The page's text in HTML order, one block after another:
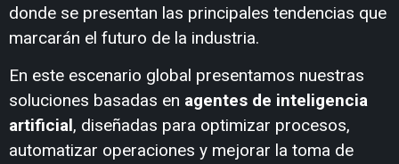
donde se presentan las principales tendencias que
marcarán el futuro de la industria.
En este escenario global presentamos nuestras
soluciones basadas en agentes de inteligencia
artificial, diseñadas para optimizar procesos,
automatizar operaciones y mejorar la toma de